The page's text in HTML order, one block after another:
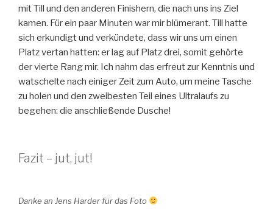
mit Till und den anderen Finishern, die nach uns ins Ziel
kamen. Für ein paar Minuten war mir blümerant. Till hatte
sich erkundigt und verkündete, dass wir uns um einen
Platz vertan hatten: er lag auf Platz drei, somit gehörte
der vierte Rang mir. Ich nahm das erfreut zur Kenntnis und
watschelte nach einiger Zeit zum Auto, um meine Tasche
zu holen und den zweibesten Teil eines Ultralaufs zu
begehen: die anschließende Dusche!
Fazit – jut, jut!
Danke an Jens Harder für das Foto